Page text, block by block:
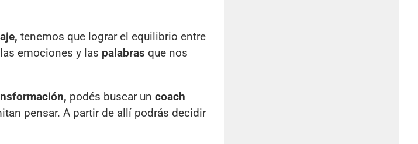
tenemos que lograr el equilibrio entre
emociones y las palabras que nos
podés buscar un coach
pensar. A partir de allí podrás decidir